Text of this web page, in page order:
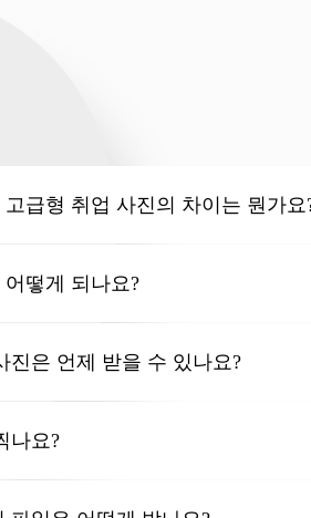
급형 취업 사진의 차이는 뭔가요
떻게 되나요?
진은 언제 받을 수 있나요?
나요?